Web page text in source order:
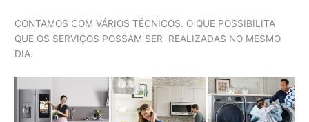
CONTAMOS COM VÁRIOS TÉCNICOS. O QUE POSSIBILITA
QUE OS SERVIÇOS POSSAM SER REALIZADAS NO MESMO
DIA.